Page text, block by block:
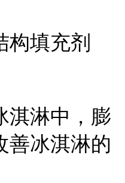
构填充剂
淇淋中，膨
善冰淇淋的